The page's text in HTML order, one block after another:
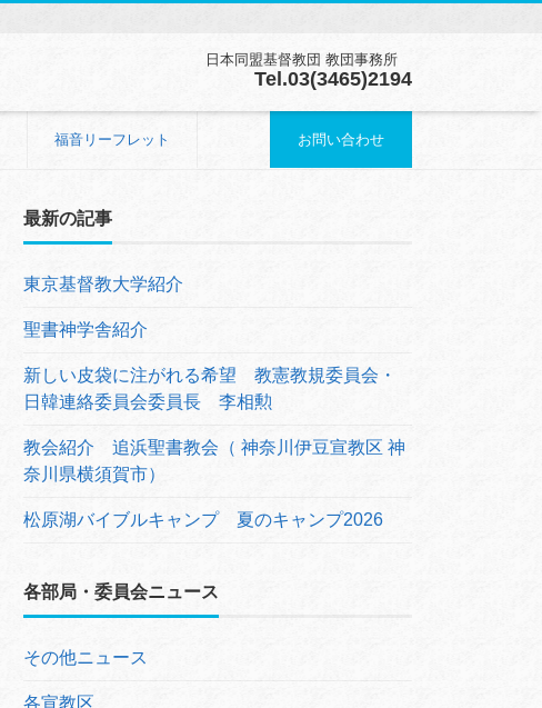
日本同盟基督教団 教団事務所
Tel.03(3465)2194
福音リーフレット お問い合わせ
最新の記事
東京基督教大学紹介
聖書神学舎紹介
新しい皮袋に注がれる希望 教憲教規委員会・
日韓連絡委員会委員長 李相勲
教会紹介 追浜聖書教会（ 神奈川伊豆宣教区 神
奈川県横須賀市）
松原湖バイブルキャンプ 夏のキャンプ2026
各部局・委員会ニュース
その他ニュース
各宣教区